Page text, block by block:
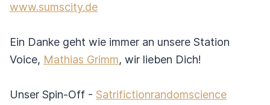
www.sumscity.de
Ein Danke geht wie immer an unsere Station
Voice, Mathias Grimm, wir lieben Dich!
Unser Spin-Off - Satrifictionrandomscience